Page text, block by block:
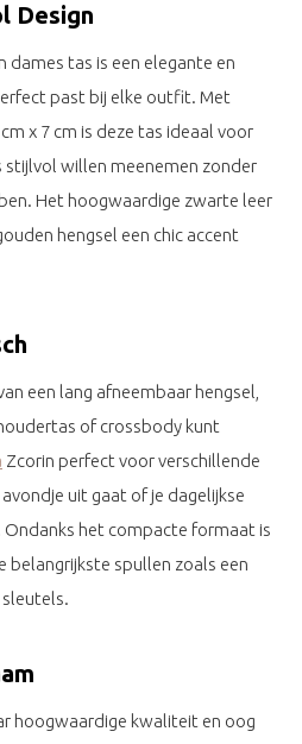
Design
dames tas is een elegante en
past bij elke outfit. Met
x 7 cm is deze tas ideaal voor
stijlvol willen meenemen zonder
Het hoogwaardige zwarte leer
hengsel een chic accent
een lang afneembaar hengsel,
of crossbody kunt
Zcorin perfect voor verschillende
uit gaat of je dagelijkse
het compacte formaat is
belangrijkste spullen zoals een
hoogwaardige kwaliteit en oog